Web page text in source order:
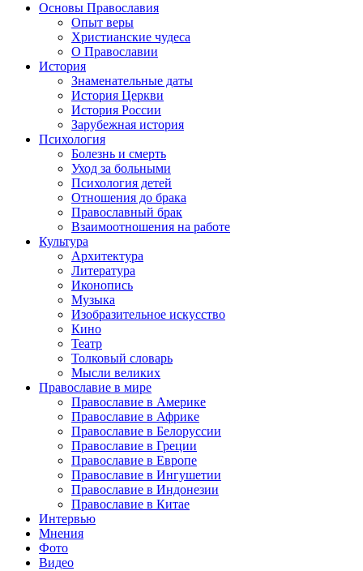
Основы Православия
Опыт веры
Христианские чудеса
О Православии
История
Знаменательные даты
История Церкви
История России
Зарубежная история
Психология
Болезнь и смерть
Уход за больными
Психология детей
Отношения до брака
Православный брак
Взаимоотношения на работе
Культура
Архитектура
Литература
Иконопись
Музыка
Изобразительное искусство
Кино
Театр
Толковый словарь
Мысли великих
Православие в мире
Православие в Америке
Православие в Африке
Православие в Белоруссии
Православие в Греции
Православие в Европе
Православие в Ингушетии
Православие в Индонезии
Православие в Китае
Интервью
Мнения
Фото
Видео